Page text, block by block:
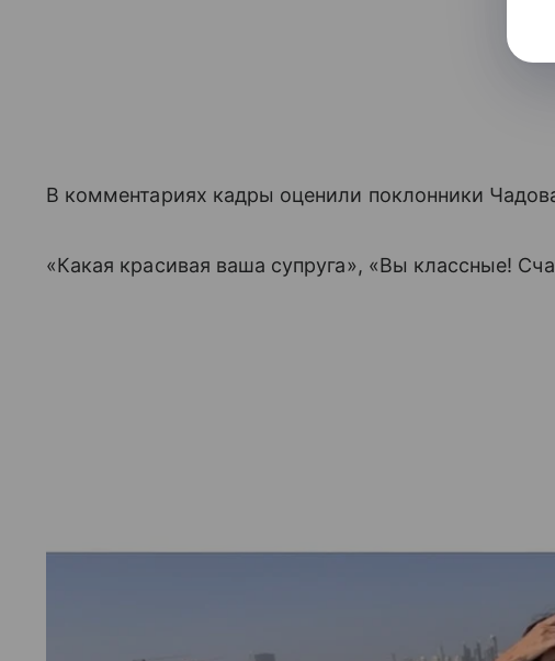
В комментариях кадры оценили поклонники
«Какая красивая ваша супруга», «Вы классные!